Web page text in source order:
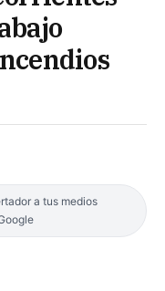
a tus medios